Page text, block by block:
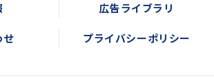
広告ライブラリ
せ プライバシーポリシー